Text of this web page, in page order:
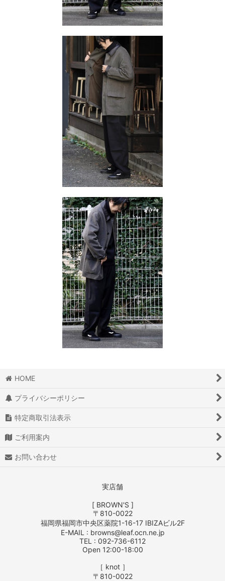
HOME
プライバシーポリシー
特定商取引法表示
ご利用案内
お問い合わせ
実店舗
[ BROWN'S ]
〒810-0022
福岡県福岡市中央区薬院1-16-17 IBIZAビル2F
E-MAIL : browns@leaf.ocn.ne.jp
TEL : 092-736-6112
Open 12:00-18:00
［ knot ］
〒810-0022